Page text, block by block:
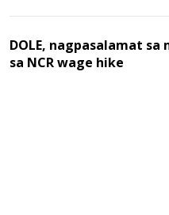
DOLE, nagpasalamat
sa NCR wage hike